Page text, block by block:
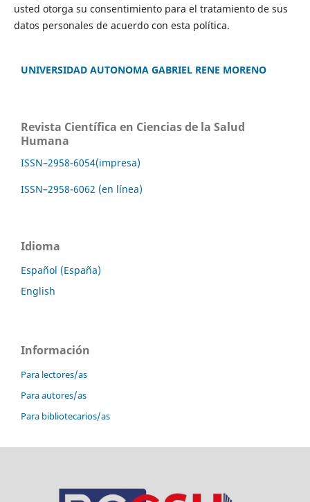
usted otorga su consentimiento para el tratamiento de sus
datos personales de acuerdo con esta política.
UNIVERSIDAD AUTONOMA GABRIEL RENE MORENO
Revista Científica en Ciencias de la Salud
Humana
ISSN–2958-6054(impresa)
ISSN–2958-6062 (en línea)
Idioma
Español (España)
English
Información
Para lectores/as
Para autores/as
Para bibliotecarios/as